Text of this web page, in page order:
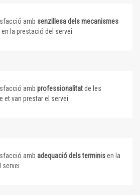
amb senzillesa dels mecanismes
en la prestació del servei
amb professionalitatde les
et van prestar el servei
amb adequació dels terminisen la
servei